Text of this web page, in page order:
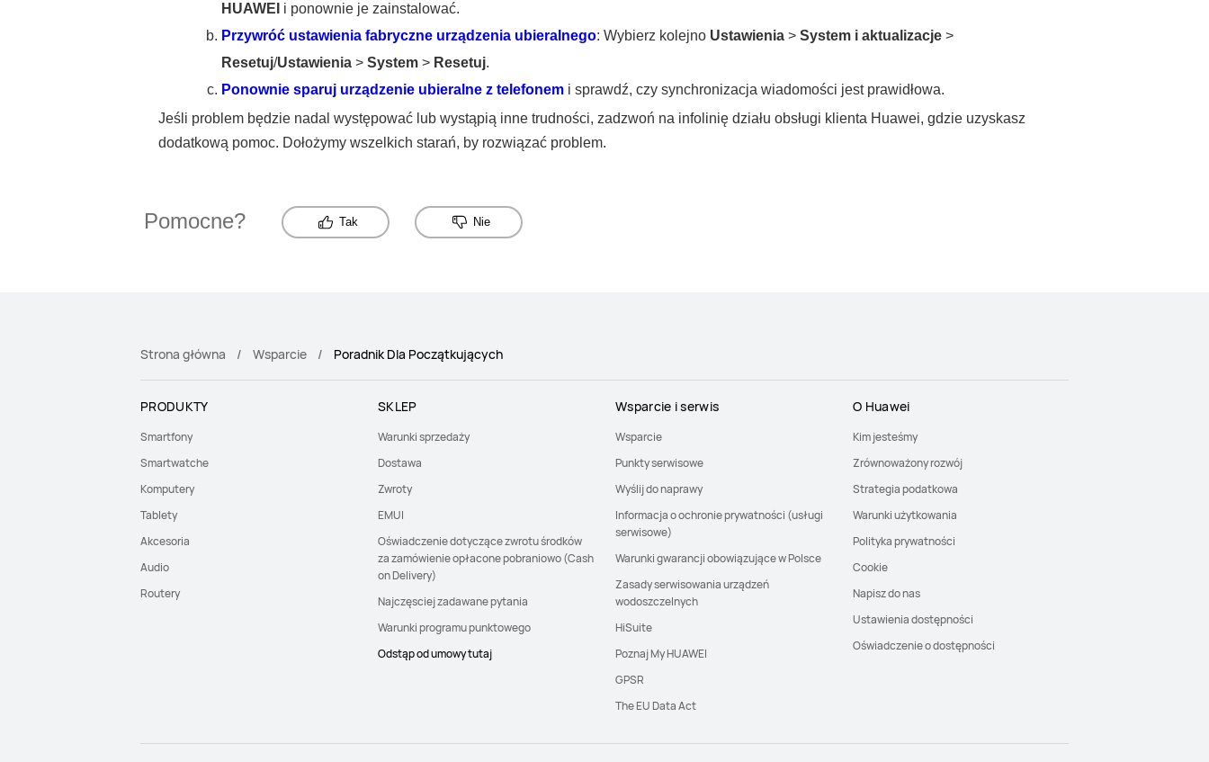
HUAWEI i ponownie je zainstalować.
Przywróć ustawienia fabryczne urządzenia ubieralnego: Wybierz kolejno Ustawienia> System i aktualizacje>
Resetuj/Ustawienia> System> Resetuj.
Ponownie sparuj urządzenie ubieralne z telefonemi sprawdź, czy synchronizacja wiadomości jest prawidłowa.
Jeśli problem będzie nadal występować lub wystąpią inne trudności, zadzwoń na infolinię działu obsługi klienta Huawei, gdzie uzyskasz
dodatkową pomoc. Dołożymy wszelkich starań, by rozwiązać problem.
Pomocne? Tak Nie
Strona główna Wsparcie Poradnik Dla Początkujących
PRODUKTY
Smartfony
Smartwatche
Komputery
Tablety
Akcesoria
Audio
Routery
SKLEP
Warunki sprzedaży
Dostawa
Zwroty
EMUI
Oświadczenie dotyczące zwrotu środków
za zamówienie opłacone pobraniowo (Cash
on Delivery)
Najczęsciej zadawane pytania
Warunki programu punktowego
Odstąp od umowy tutaj
Wsparcie i serwis
Wsparcie
Punkty serwisowe
Wyślij do naprawy
Informacja o ochronie prywatności (usługi
serwisowe)
Warunki gwarancji obowiązujące w Polsce
Zasady serwisowania urządzeń
wodoszczelnych
HiSuite
Poznaj My HUAWEI
GPSR
The EU Data Act
O Huawei
Kim jesteśmy
Zrównoważony rozwój
Strategia podatkowa
Warunki użytkowania
Polityka prywatności
Cookie
Napisz do nas
Ustawienia dostępności
Oświadczenie o dostępności